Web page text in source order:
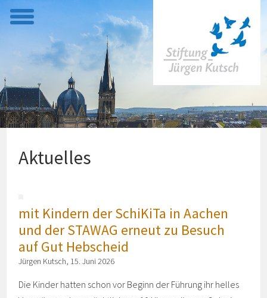
e
m
Aktuelles
mit Kindern der SchiKiTa in Aachen
und der STAWAG erneut zu Besuch
auf Gut Hebscheid
Jürgen Kutsch, 15. Juni 2026
Die Kinder hatten schon vor Beginn der Führung ihr helles